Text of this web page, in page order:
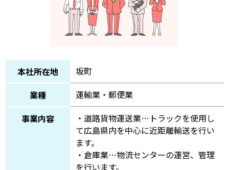
本社所在地
坂町
業種
運輸業・郵便業
事業内容
・道路貨物運送業…トラックを使用し
て広島県内を中心に近距離輸送を行い
ます。
・倉庫業…物流センターの運営、管理
を行います。